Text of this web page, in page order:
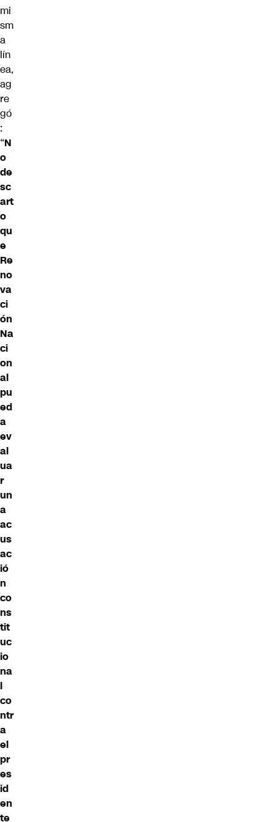
mi
sm
a
lín
ea,
ag
re
gó
:
“N
o
de
sc
art
o
qu
e
Re
no
va
ci
ón
Na
ci
on
al
pu
ed
a
ev
al
ua
r
un
a
ac
us
ac
ió
n
co
ns
tit
uc
io
na
l
co
ntr
a
el
pr
es
id
en
te